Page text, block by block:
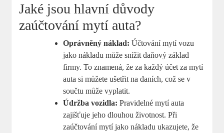
Jaké jsou hlavní důvody
zaúčtování mytí auta?
Oprávněný náklad: Účtování mytí vozu
jako nákladu může snížit daňový základ
firmy. To znamená, že za každý účet za mytí
auta si můžete ušetřit na daních, což se v
součtu může vyplatit.
Údržba vozidla: Pravidelné mytí auta
zajišťuje jeho dlouhou životnost. Při
zaúčtování mytí jako nákladu ukazujete, že